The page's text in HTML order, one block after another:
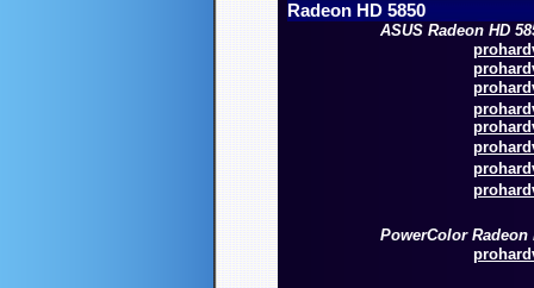
Radeon HD 5850
ASUS Radeon HD
PowerColor Radeon